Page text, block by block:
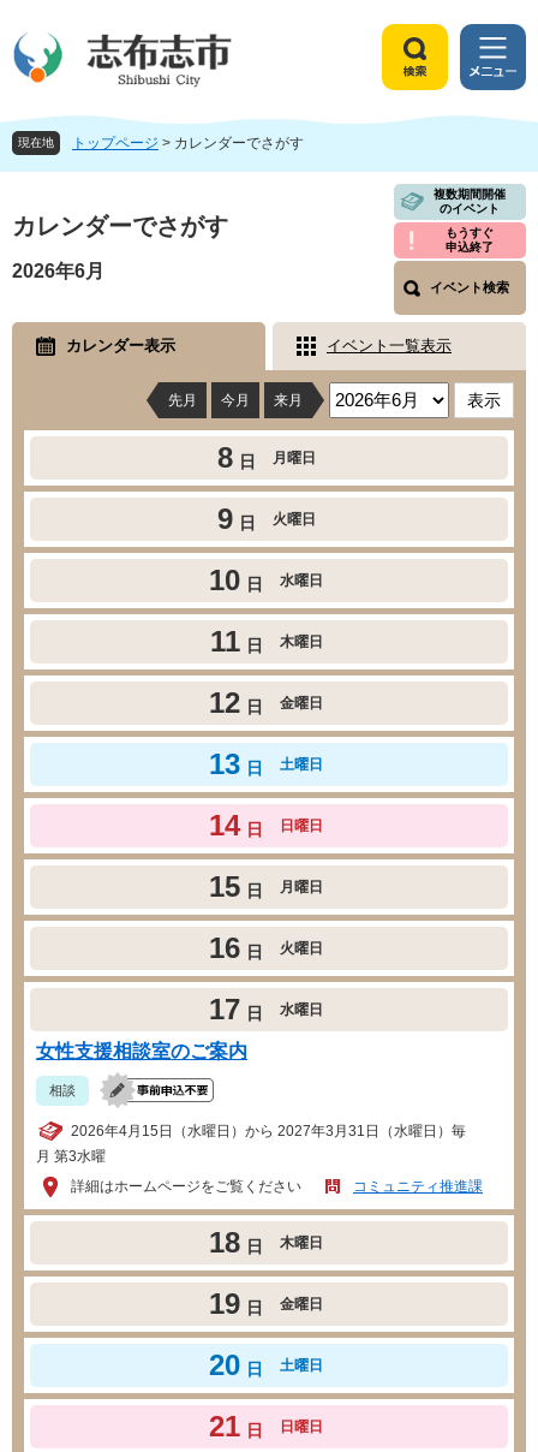
ジ
頭
ュ
飛
本
文
索
メ
ニ
ュ
現在地 トップページ > カレンダーでさがす
文
カレンダーでさがす
複数期間開催
のイベント
もうすぐ
申込終了
イベント検索
2026年6月
カレンダー表示 イベント一覧表示
先月 今月 来月
8 日 月曜日
9 日 火曜日
10 日 水曜日
11 日 木曜日
12 日 金曜日
13 日 土曜日
14 日 日曜日
15 日 月曜日
16 日 火曜日
17 日 水曜日
女性支援相談室のご案内
相談
2026年4月15日（水曜日）から 2027年3月31日（水曜日）毎
月 第3水曜
詳細はホームページをご覧ください
コミュニティ推進課
18 日 木曜日
19 日 金曜日
20 日 土曜日
21 日 日曜日